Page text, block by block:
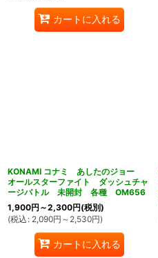
カートに入れる
KONAMI コナミ あしたのジョー
オールスターファイト ダッシュチャ
ージバトル 未開封 各種 OM656
1,900円 ～2,300円(税別)
(税込 : 2,090円 ～2,530円)
カートに入れる